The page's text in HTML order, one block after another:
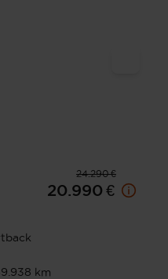
24.290 €
20.990 €
km